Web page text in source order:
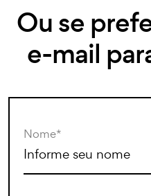
Ou se
e-mail
Nome*